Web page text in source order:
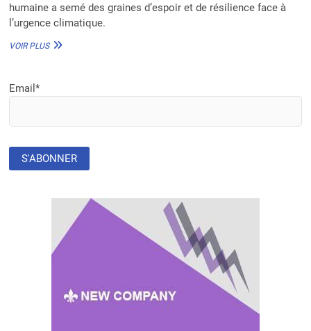
humaine a semé des graines d’espoir et de résilience face à
l’urgence climatique.
VOIR PLUSL’ONG
AFRICAINE
CITOYENNE
CLIMATIQUE
Email*